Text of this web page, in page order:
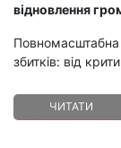
відновлення
Повномасштабна
збитків: від
ЧИТАТИ